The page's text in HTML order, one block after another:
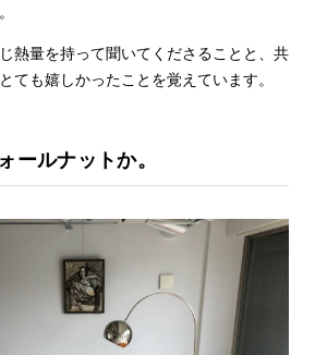
熱量を持って聞いてくださることと、共
ても嬉しかったことを覚えています。
ールナットか。